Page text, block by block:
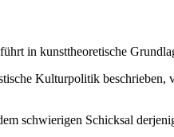
in kunsttheoretische
Kulturpolitik beschrieben,
schwierigen Schicksal